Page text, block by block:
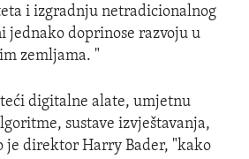
i izgradnju netradicionalnog
jednako doprinose razvoju u
zemljama. "
digitalne alate, umjetnu
sustave izvještavanja,
je direktor Harry Bader, "kako